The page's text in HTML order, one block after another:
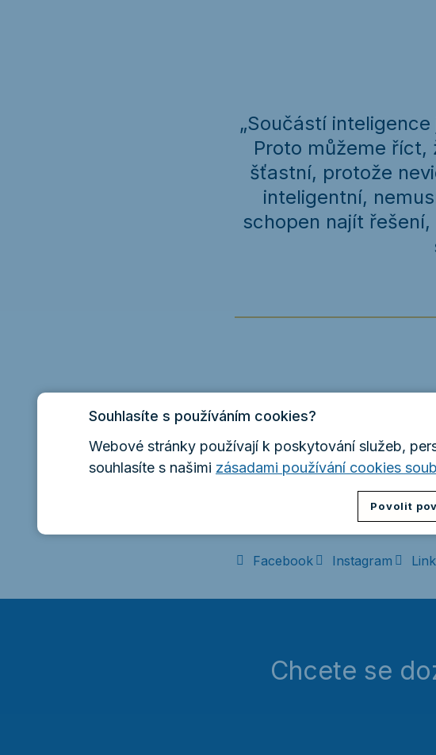
„Součástí
Proto můžeme říct,
šťastní, protože
inteligentní,
schopen najít
Chcete vědět o
Sledujte nás na sociálních
téma? Napište přímo Báře na
Facebook Instagram
Chcete se
Souhlasíte s používáním cookies?
Webové stránky používají k poskytování služeb,
souhlasíte s našimi zásadami používání cookies
Povolit